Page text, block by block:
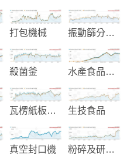
打包機械 振動篩分過濾機
殺菌釜 水產食品加工和大豆食品機械製
瓦楞紙板生產設備 生技食品
真空封口機 粉碎及研磨機械